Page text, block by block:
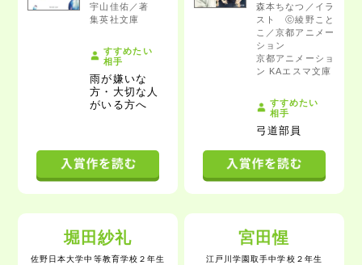
宇山佳佑／著
集英社文庫
すすめたい
相手
雨が嫌いな
方・大切な人
がいる方へ
森本ちなつ／イラ
スト ⓒ綾野こと
こ／京都アニメー
ション
京都アニメーショ
ン KAエスマ文庫
すすめたい
相手
弓道部員
堀田紗礼
佐野日本大学中等教育学校 ２年生
宮田惺
江戸川学園取手中学校 ２年生